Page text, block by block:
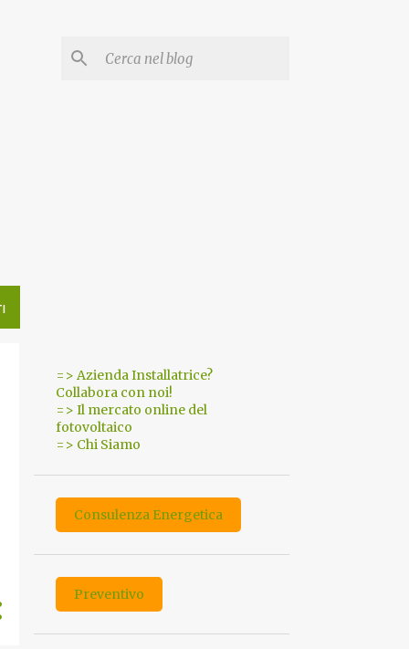
=> Azienda Installatrice?
Collabora con noi!
=> Il mercato online del
fotovoltaico
=> Chi Siamo
Consulenza Energetica
Preventivo